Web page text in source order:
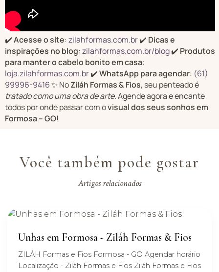
✔️Acesse o site:zilahformas.com.br✔️ Dicas e
inspirações no blog:zilahformas.com.br/blog✔️ Produtos
para manter o cabelo bonito em casa:
loja.zilahformas.com.br✔️WhatsApp para agendar: (61)
99996-9416✨ NoZiláh Formas & Fios, seu penteado é
tratado como uma obra de arte. Agende agora e encante
todos por onde passar com ovisual dos seus sonhos em
Formosa – GO!
Você também pode gostar
Artigos relacionados
Unhas em Formosa - Ziláh Formas & Fios
ZILÁH Formas e Fios Formosa - GO Agendar horário
Localização - Ziláh Formas e Fios Ziláh Formas e Fios